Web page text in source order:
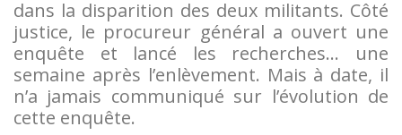
dans la disparition des deux militants. Côté
justice, le procureur général a ouvert une
enquête et lancé les recherches… une
semaine après l’enlèvement. Mais à date, il
n’a jamais communiqué sur l’évolution de
cette enquête.